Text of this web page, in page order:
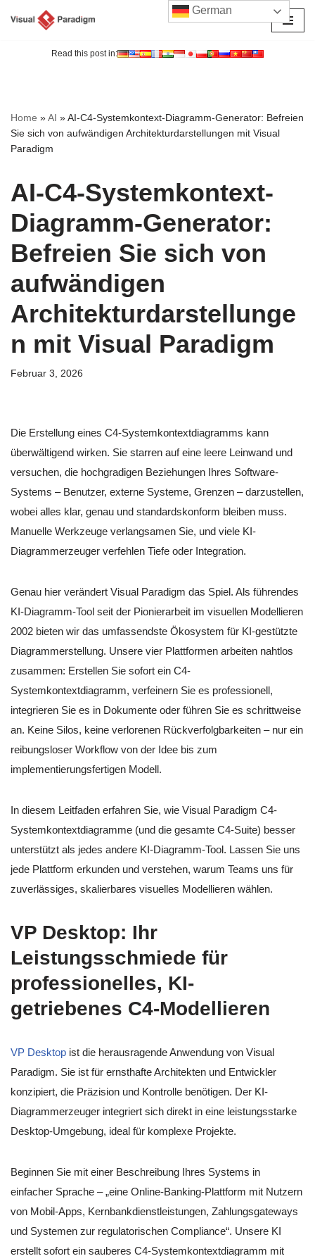
Read this post in:
Home »AI »AI-C4-Systemkontext-Diagramm-Generator: Befreien
Sie sich von aufwändigen Architekturdarstellungen mit Visual
Paradigm
AI-C4-Systemkontext-
Diagramm-Generator:
Befreien Sie sich von
aufwändigen
Architekturdarstellunge
n mit Visual Paradigm
Februar 3, 2026
Die Erstellung eines C4-Systemkontextdiagramms kann
überwältigend wirken. Sie starren auf eine leere Leinwand und
versuchen, die hochgradigen Beziehungen Ihres Software-
Systems – Benutzer, externe Systeme, Grenzen – darzustellen,
wobei alles klar, genau und standardskonform bleiben muss.
Manuelle Werkzeuge verlangsamen Sie, und viele KI-
Diagrammerzeuger verfehlen Tiefe oder Integration.
Genau hier verändert Visual Paradigm das Spiel. Als führendes
KI-Diagramm-Tool seit der Pionierarbeit im visuellen Modellieren
2002 bieten wir das umfassendste Ökosystem für KI-gestützte
Diagrammerstellung. Unsere vier Plattformen arbeiten nahtlos
zusammen: Erstellen Sie sofort ein C4-
Systemkontextdiagramm, verfeinern Sie es professionell,
integrieren Sie es in Dokumente oder führen Sie es schrittweise
an. Keine Silos, keine verlorenen Rückverfolgbarkeiten – nur ein
reibungsloser Workflow von der Idee bis zum
implementierungsfertigen Modell.
In diesem Leitfaden erfahren Sie, wie Visual Paradigm C4-
Systemkontextdiagramme (und die gesamte C4-Suite) besser
unterstützt als jedes andere KI-Diagramm-Tool. Lassen Sie uns
jede Plattform erkunden und verstehen, warum Teams uns für
zuverlässiges, skalierbares visuelles Modellieren wählen.
VP Desktop: Ihr
Leistungsschmiede für
professionelles, KI-
getriebenes C4-Modellieren
VP Desktop ist die herausragende Anwendung von Visual
Paradigm. Sie ist für ernsthafte Architekten und Entwickler
konzipiert, die Präzision und Kontrolle benötigen. Der KI-
Diagrammerzeuger integriert sich direkt in eine leistungsstarke
Desktop-Umgebung, ideal für komplexe Projekte.
Beginnen Sie mit einer Beschreibung Ihres Systems in
einfacher Sprache – „eine Online-Banking-Plattform mit Nutzern
von Mobil-Apps, Kernbankdienstleistungen, Zahlungsgateways
und Systemen zur regulatorischen Compliance“. Unsere KI
erstellt sofort ein sauberes C4-Systemkontextdiagramm mit
German